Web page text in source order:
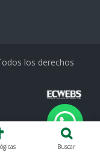
los derechos
Buscar